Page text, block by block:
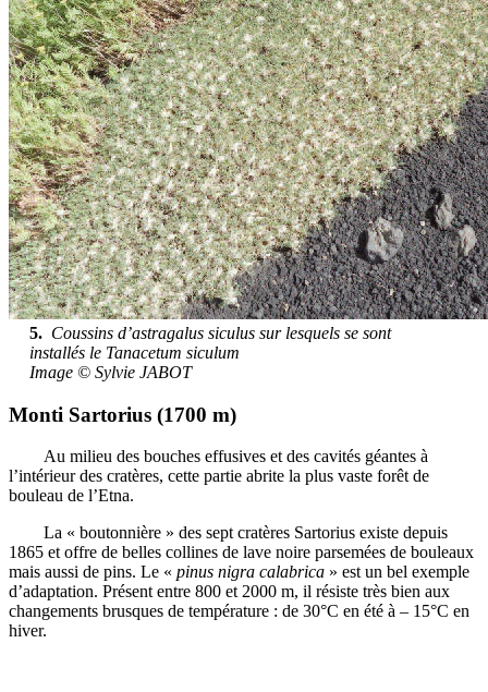
5. Coussins d’astragalus siculus sur lesquels se sont
installés le Tanacetum siculum
Image © Sylvie JABOT
Monti Sartorius (1700 m)
Au milieu des bouches effusives et des cavités géantes à
l’intérieur des cratères, cette partie abrite la plus vaste forêt de
bouleau de l’Etna.
La « boutonnière » des sept cratères Sartorius existe depuis
1865 et offre de belles collines de lave noire parsemées de bouleaux
mais aussi de pins. Le « pinus nigra calabrica » est un bel exemple
d’adaptation. Présent entre 800 et 2000 m, il résiste très bien aux
changements brusques de température : de 30°C en été à – 15°C en
hiver.